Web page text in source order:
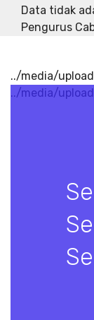
Data tidak
Pengurus
../media/
../media/